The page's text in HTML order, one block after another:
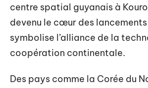
centre spatial guyanais à
devenu le cœur des
symbolise l’alliance de la
coopération continentale.
Des pays comme la Corée du